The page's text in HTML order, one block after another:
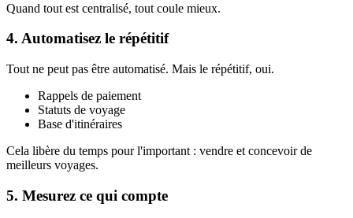
Quand tout est centralisé, tout coule mieux.
4. Automatisez le répétitif
Tout ne peut pas être automatisé. Mais le répétitif, oui.
Rappels de paiement
Statuts de voyage
Base d'itinéraires
Cela libère du temps pour l'important : vendre et concevoir de
meilleurs voyages.
5. Mesurez ce qui compte